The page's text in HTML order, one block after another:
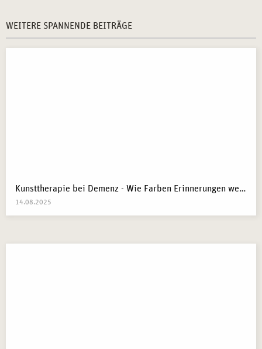
WEITERE SPANNENDE BEITRÄGE
Kunsttherapie bei Demenz - Wie Farben Erinnerungen wecken
14.08.2025